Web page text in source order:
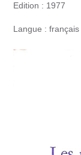
Edition : 1977
Langue : français